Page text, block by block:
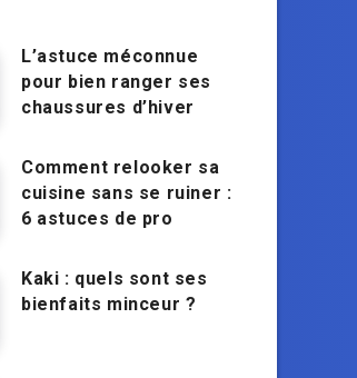
L’astuce méconnue
pour bien ranger ses
chaussures d’hiver
Comment relooker sa
cuisine sans se ruiner :
6 astuces de pro
Kaki : quels sont ses
bienfaits minceur ?